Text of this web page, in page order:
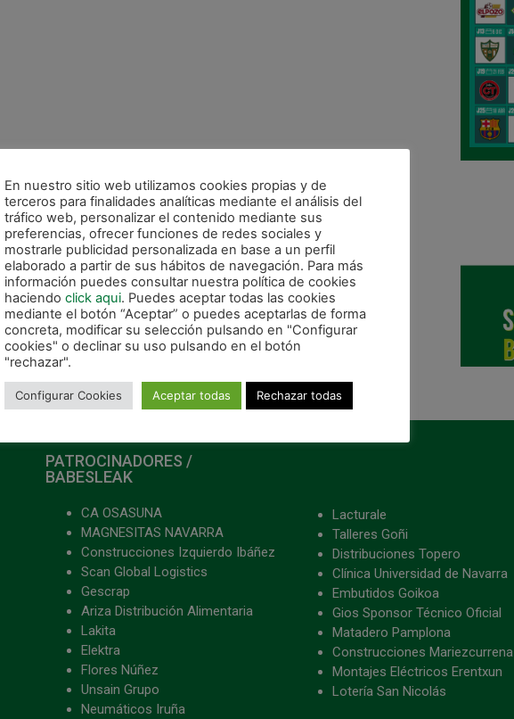
Magna Xota y Fundación Xota presentan sus objetivos 2013-2014
PATROCINADORES /
BABESLEAK
CA OSASUNA
MAGNESITAS NAVARRA
Construcciones Izquierdo Ibáñez
Scan Global Logistics
Gescrap
Ariza Distribución Alimentaria
Lakita
Elektra
Flores Núñez
Unsain Grupo
Neumáticos Iruña
Lacturale
Talleres Goñi
Distribuciones Topero
Clínica Universidad de Navarra
Embutidos Goikoa
Gios Sponsor Técnico Oficial
Matadero Pamplona
Construcciones Mariezcurrena
Montajes Eléctricos Erentxun
Lotería San Nicolás
En nuestro sitio web utilizamos cookies propias y de
terceros para finalidades analíticas mediante el análisis del
tráfico web, personalizar el contenido mediante sus
preferencias, ofrecer funciones de redes sociales y
mostrarle publicidad personalizada en base a un perfil
elaborado a partir de sus hábitos de navegación. Para más
información puedes consultar nuestra política de cookies
haciendo click aqui. Puedes aceptar todas las cookies
mediante el botón “Aceptar” o puedes aceptarlas de forma
concreta, modificar su selección pulsando en "Configurar
cookies" o declinar su uso pulsando en el botón
"rechazar".
Configurar Cookies Aceptar todas Rechazar todas